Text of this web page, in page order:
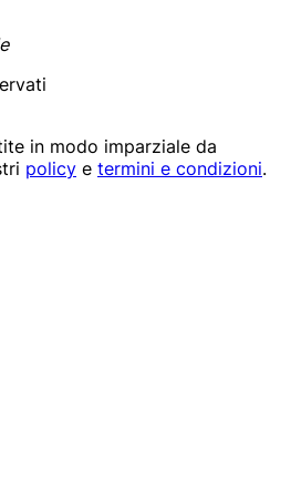
in modo imparziale da
policy e termini e condizioni.